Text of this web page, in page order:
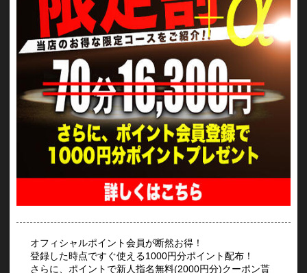
オフィシャルポイント会員が断然お得！
登録した時点ですぐ使える1000円分ポイント配布！
さらに、ポイントで新人指名無料(2000円分)クーポン貰